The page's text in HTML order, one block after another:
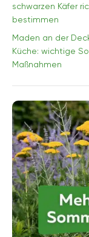
schwarzen Käfer
bestimmen
Maden an der
Küche: wichtige
Maßnahmen